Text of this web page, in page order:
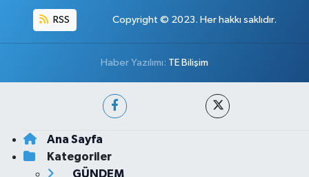
RSS Copyright © 2023. Her hakkı saklıdır.
Haber Yazılımı: TE Bilişim
Ana Sayfa
Kategoriler
GÜNDEM